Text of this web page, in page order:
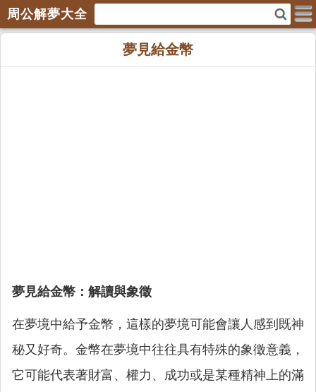
周公解夢大全
夢見給金幣
夢見給金幣：解讀與象徵
在夢境中給予金幣，這樣的夢境可能會讓人感到既神
秘又好奇。金幣在夢境中往往具有特殊的象徵意義，
它可能代表著財富、權力、成功或是某種精神上的滿